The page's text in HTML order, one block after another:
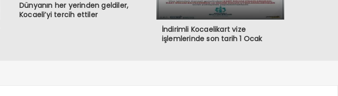
Dünyanın her yerinden geldiler,
Kocaeli’yi tercih ettiler
İndirimli Kocaelikart vize
işlemlerinde son tarih 1 Ocak